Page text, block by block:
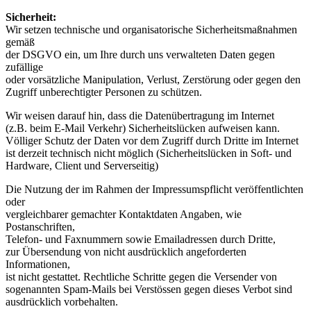
Sicherheit:
Wir setzen technische und organisatorische Sicherheitsmaßnahmen
gemäß
der DSGVO ein, um Ihre durch uns verwalteten Daten gegen
zufällige
oder vorsätzliche Manipulation, Verlust, Zerstörung oder gegen den
Zugriff unberechtigter Personen zu schützen.
Wir weisen darauf hin, dass die Datenübertragung im Internet
(z.B. beim E-Mail Verkehr) Sicherheitslücken aufweisen kann.
Völliger Schutz der Daten vor dem Zugriff durch Dritte im Internet
ist derzeit technisch nicht möglich (Sicherheitslücken in Soft- und
Hardware, Client und Serverseitig)
Die Nutzung der im Rahmen der Impressumspflicht veröffentlichten
oder
vergleichbarer gemachter Kontaktdaten Angaben, wie
Postanschriften,
Telefon- und Faxnummern sowie Emailadressen durch Dritte,
zur Übersendung von nicht ausdrücklich angeforderten
Informationen,
ist nicht gestattet. Rechtliche Schritte gegen die Versender von
sogenannten Spam-Mails bei Verstössen gegen dieses Verbot sind
ausdrücklich vorbehalten.